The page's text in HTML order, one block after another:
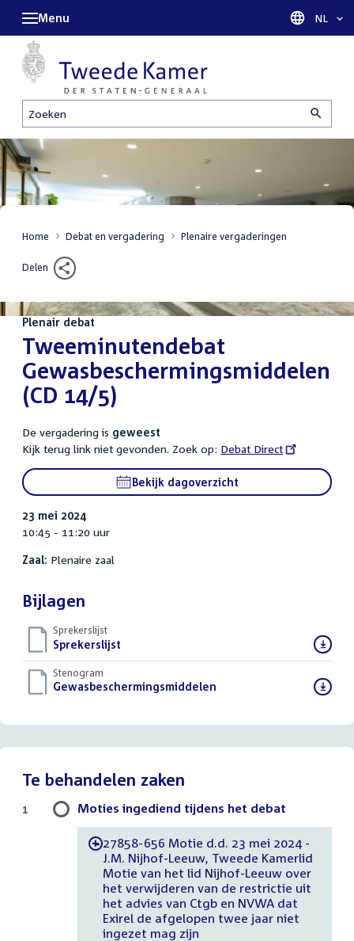
Zoeken
Menu Taal
NL
Home Debat en vergadering Plenaire vergaderingen
Delen
Plenair debat
:Tweeminutendebat
Gewasbeschermingsmiddelen
(CD 14/5)
De vergadering is geweest
Kijk terug link niet gevonden. Zoek op: External
link:
Debat Direct
Bekijk dagoverzicht
23 mei 2024
10:45 - 11:20 uur
Zaal: Plenaire zaal
Bijlagen
Sprekerslijst
Download
bestand:
Sprekerslijst
Stenogram
Download
Gewasbeschermingsmiddelen
Te behandelen zaken
Moties ingediend tijdens het debat
-27858-656 Motie d.d. 23 mei 2024 -
J.M. Nijhof-Leeuw, Tweede Kamerlid
Motie van het lid Nijhof-Leeuw over
het verwijderen van de restrictie uit
het advies van Ctgb en NVWA dat
Exirel de afgelopen twee jaar niet
ingezet mag zijn
1